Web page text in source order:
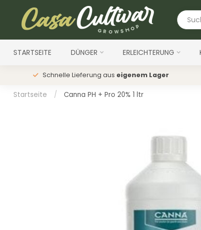
STARTSEITE DÜNGER ERLEICHTERUNG
Schnelle Lieferung aus eigenem Lager
Startseite / Canna PH + Pro 20% 1 ltr